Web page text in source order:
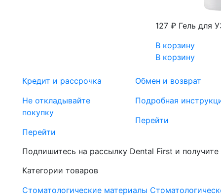
127 ₽ Гель для
В корзину
В корзину
Кредит и рассрочка
Не откладывайте
покупку
Перейти
Обмен и возврат
Подробная
Перейти
Подпишитесь на рассылку Dental First и
Категории товаров
Стоматологические материалы